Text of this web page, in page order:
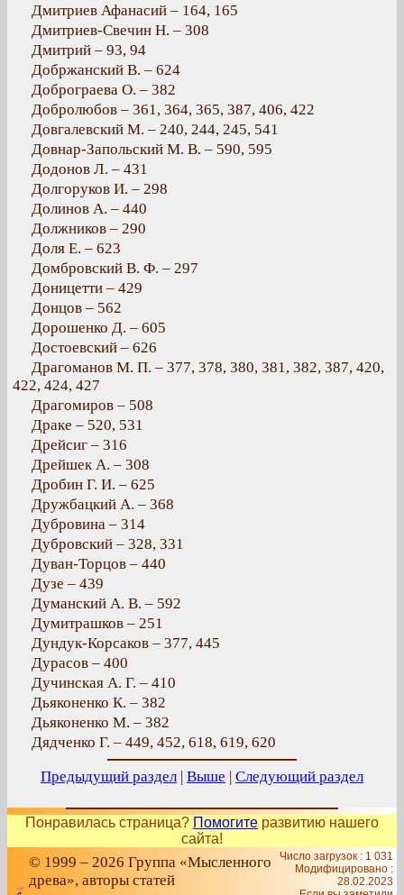
Дмитриев Афанасий – 164, 165
Дмитриев-Свечин Н. – 308
Дмитрий – 93, 94
Добржанский В. – 624
Доброграева О. – 382
Добролюбов – 361, 364, 365, 387, 406, 422
Довгалевский М. – 240, 244, 245, 541
Довнар-Запольский М. В. – 590, 595
Додонов Л. – 431
Долгоруков И. – 298
Долинов А. – 440
Должников – 290
Доля Е. – 623
Домбровский В. Ф. – 297
Доницетти – 429
Донцов – 562
Дорошенко Д. – 605
Достоевский – 626
Драгоманов М. П. – 377, 378, 380, 381, 382, 387, 420,
422, 424, 427
Драгомиров – 508
Драке – 520, 531
Дрейсиг – 316
Дрейшек А. – 308
Дробин Г. И. – 625
Дружбацкий А. – 368
Дубровина – 314
Дубровский – 328, 331
Дуван-Торцов – 440
Дузе – 439
Думанский А. В. – 592
Думитрашков – 251
Дундук-Корсаков – 377, 445
Дурасов – 400
Дучинская А. Г. – 410
Дьяконенко К. – 382
Дьяконенко М. – 382
Дядченко Г. – 449, 452, 618, 619, 620
Предыдущий раздел | Выше | Следующий раздел
Понравилась страница? Помогите развитию нашего
сайта!
© 1999 – 2026 Группа «Мысленного
древа», авторы статей
Число загрузок : 1 031
Модифицировано :
28.02.2023